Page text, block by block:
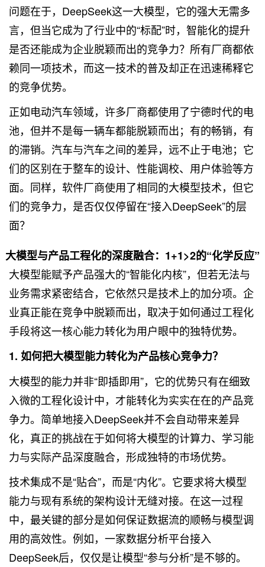
问题在于，DeepSeek这一大模型，它的强大无需多
言，但当它成为了行业中的“标配”时，智能化的提升
是否还能成为企业脱颖而出的竞争力？所有厂商都依
赖同一项技术，而这一技术的普及却正在迅速稀释它
的竞争优势。
正如电动汽车领域，许多厂商都使用了宁德时代的电
池，但并不是每一辆车都能脱颖而出；有的畅销，有
的滞销。汽车与汽车之间的差异，远不止于电池；它
们的区别在于整车的设计、性能调校、用户体验等方
面。同样，软件厂商使用了相同的大模型技术，但它
们的竞争力，是否仅仅停留在“接入DeepSeek”的层
面？
大模型与产品工程化的深度融合：1+1>2的“化学反应”
大模型能赋予产品强大的“智能化内核”，但若无法与
业务需求紧密结合，它依然只是技术上的加分项。企
业真正能在竞争中脱颖而出，取决于如何通过工程化
手段将这一核心能力转化为用户眼中的独特优势。
1. 如何把大模型能力转化为产品核心竞争力？
大模型的能力并非“即插即用”，它的优势只有在细致
入微的工程化设计中，才能转化为实实在在的产品竞
争力。简单地接入DeepSeek并不会自动带来差异
化，真正的挑战在于如何将大模型的计算力、学习能
力与实际产品深度融合，形成独特的市场优势。
技术集成不是“贴合”，而是“内化”。它要求将大模型
能力与现有系统的架构设计无缝对接。在这一过程
中，最关键的部分是如何保证数据流的顺畅与模型调
用的高效性。例如，一家数据分析平台接入
DeepSeek后，仅仅是让模型“参与分析”是不够的。